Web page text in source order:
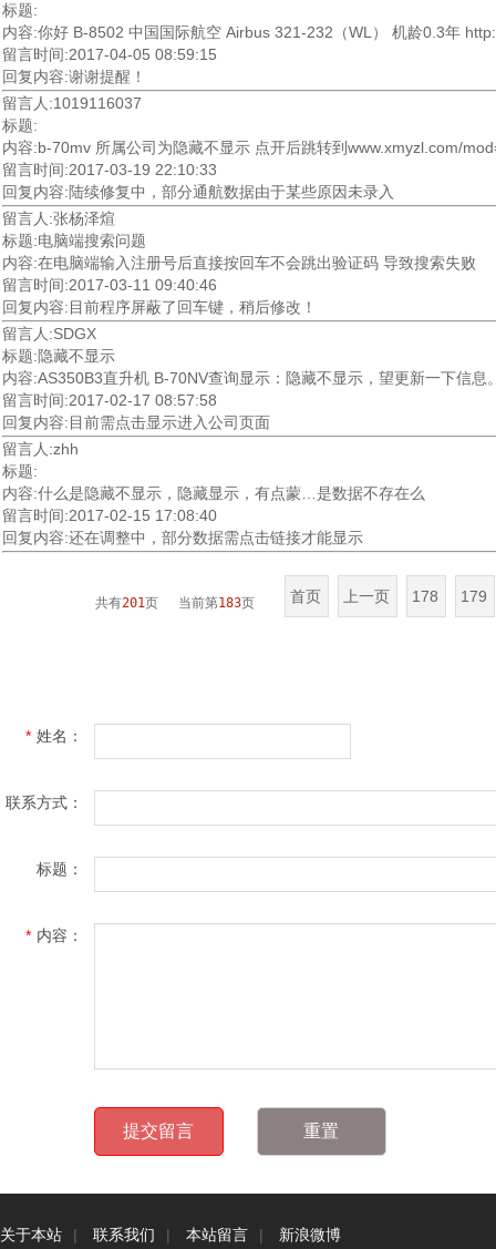
标题:
内容:你好 B-8502 中国国际航空 Airbus 321-232（WL） 机龄0.3年
留言时间:2017-04-05 08:59:15
回复内容:谢谢提醒！
留言人:1019116037
标题:
内容:b-70mv 所属公司为隐藏不显示 点开后跳转到www.xmyzl.com/
留言时间:2017-03-19 22:10:33
回复内容:陆续修复中，部分通航数据由于某些原因未录入
留言人:张杨泽煊
标题:电脑端搜索问题
内容:在电脑端输入注册号后直接按回车不会跳出验证码 导致搜索失败
留言时间:2017-03-11 09:40:46
回复内容:目前程序屏蔽了回车键，稍后修改！
留言人:SDGX
标题:隐藏不显示
内容:AS350B3直升机 B-70NV查询显示：隐藏不显示，望更新一下信息
留言时间:2017-02-17 08:57:58
回复内容:目前需点击显示进入公司页面
留言人:zhh
标题:
内容:什么是隐藏不显示，隐藏显示，有点蒙…是数据不存在么
留言时间:2017-02-15 17:08:40
回复内容:还在调整中，部分数据需点击链接才能显示
共有201页 当前第183页 首页 上一页 178 179
* 姓名：
联系方式：
标题：
* 内容：
关于本站 | 联系我们 | 本站留言 | 新浪微博